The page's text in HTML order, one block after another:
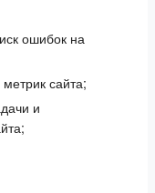
ошибок на
сайта;
и